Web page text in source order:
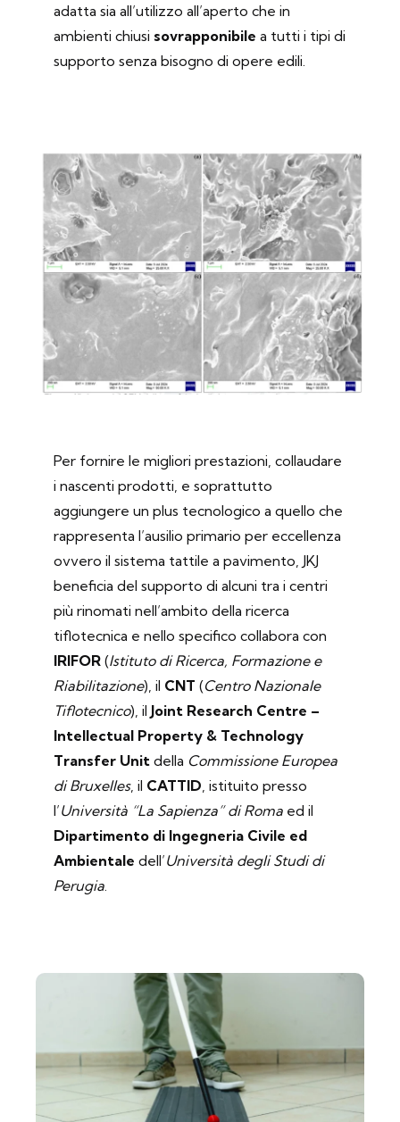
adatta sia all’utilizzo all’aperto che in
ambienti chiusi sovrapponibile a tutti i tipi di
supporto senza bisogno di opere edili.
Per fornire le migliori prestazioni, collaudare
i nascenti prodotti, e soprattutto
aggiungere un plus tecnologico a quello che
rappresenta l’ausilio primario per eccellenza
ovvero il sistema tattile a pavimento, JKJ
beneficia del supporto di alcuni tra i centri
più rinomati nell’ambito della ricerca
tiflotecnica e nello specifico collabora con
IRIFOR (Istituto di Ricerca, Formazione e
Riabilitazione), il CNT (Centro Nazionale
Tiflotecnico), il Joint Research Centre –
Intellectual Property & Technology
Transfer Unit della Commissione Europea
di Bruxelles, il CATTID , istituito presso
l’Università “La Sapienza” di Roma ed il
Dipartimento di Ingegneria Civile ed
Ambientale dell’Università degli Studi di
Perugia